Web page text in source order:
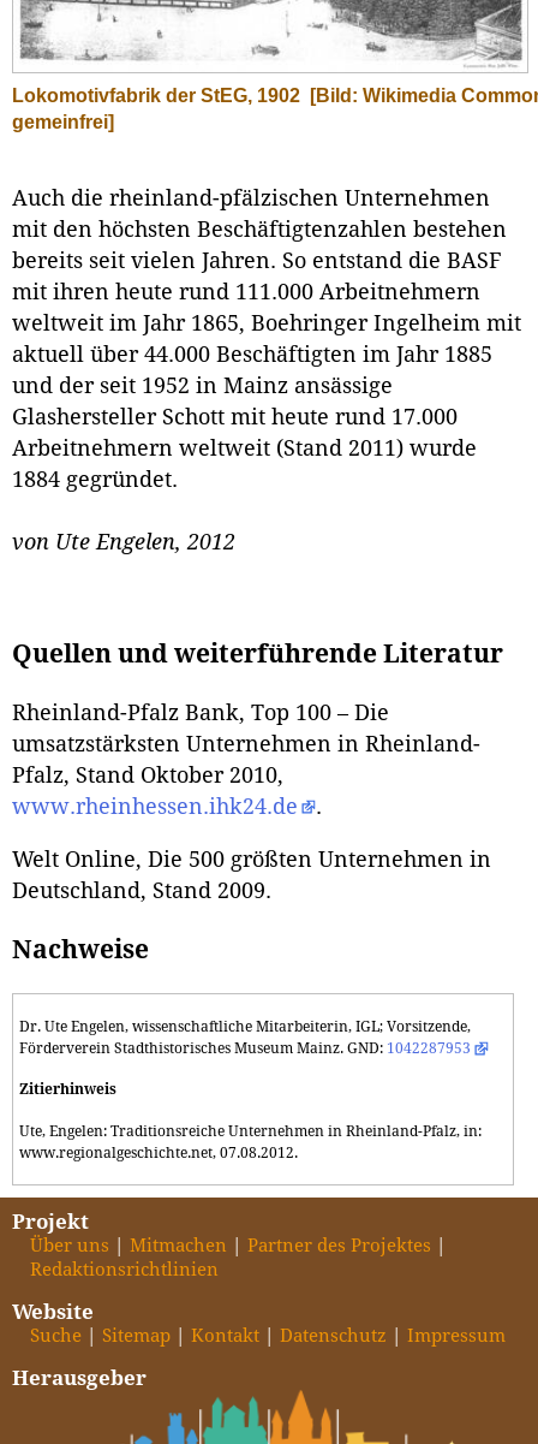
Lokomotivfabrik der StEG, 1902
[Bild: Wikimedia
gemeinfrei]
Auch die rheinland-pfälzischen Unternehmen
mit den höchsten Beschäftigtenzahlen bestehen
bereits seit vielen Jahren. So entstand die BASF
mit ihren heute rund 111.000 Arbeitnehmern
weltweit im Jahr 1865, Boehringer Ingelheim mit
aktuell über 44.000 Beschäftigten im Jahr 1885
und der seit 1952 in Mainz ansässige
Glashersteller Schott mit heute rund 17.000
Arbeitnehmern weltweit (Stand 2011) wurde
1884 gegründet.
von Ute Engelen,2012
Quellen und weiterführende Literatur
Rheinland-Pfalz Bank, Top 100 – Die
umsatzstärksten Unternehmen in Rheinland-
Pfalz, Stand Oktober 2010,
www.rheinhessen.ihk24.de
.
Welt Online, Die 500 größten Unternehmen in
Deutschland, Stand 2009.
Nachweise
Dr. Ute Engelen, wissenschaftliche Mitarbeiterin, IGL; Vorsitzende,
Förderverein Stadthistorisches Museum Mainz. GND: 1042287953
Zitierhinweis
Ute, Engelen: Traditionsreiche Unternehmen in Rheinland-Pfalz, in:
www.regionalgeschichte.net, 07.08.2012.
Projekt
Über uns Mitmachen
Partner des Projektes
Redaktionsrichtlinien
Website
Suche Sitemap Kontakt Datenschutz Impressum
Herausgeber